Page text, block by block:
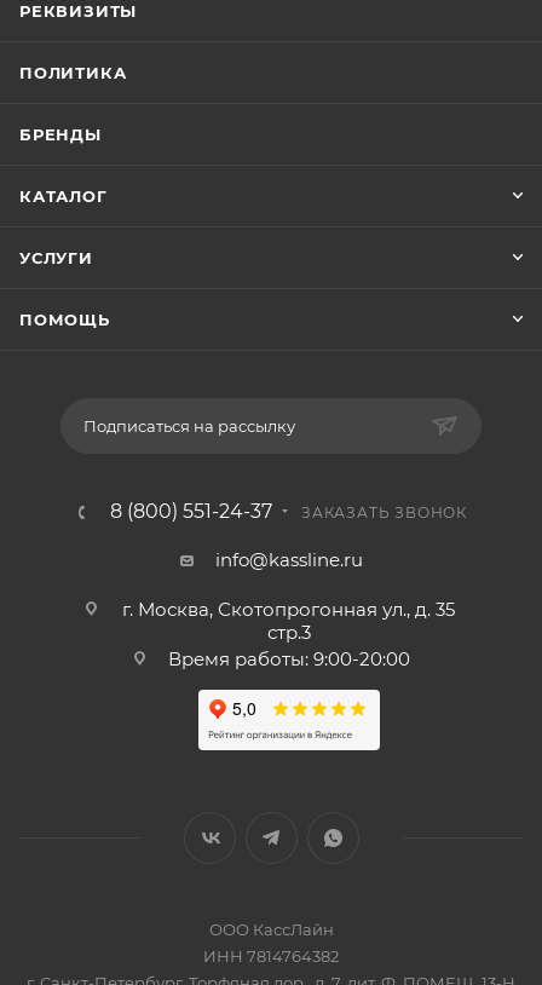
РЕКВИЗИТЫ
ПОЛИТИКА
БРЕНДЫ
КАТАЛОГ
УСЛУГИ
ПОМОЩЬ
Подписаться на рассылку
8 (800) 551-24-37 ЗАКАЗАТЬ ЗВОНОК
info@kassline.ru
г. Москва, Скотопрогонная ул., д. 35
стр.3
Время работы: 9:00-20:00
ООО КассЛайн
ИНН 7814764382